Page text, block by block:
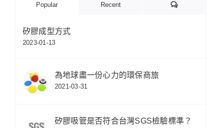
Popular Recent Comments
矽膠成型方式
2023-01-13
為地球盡一份心力的環保商旅
2021-03-31
矽膠吸管是否符合台灣SGS檢驗標準？